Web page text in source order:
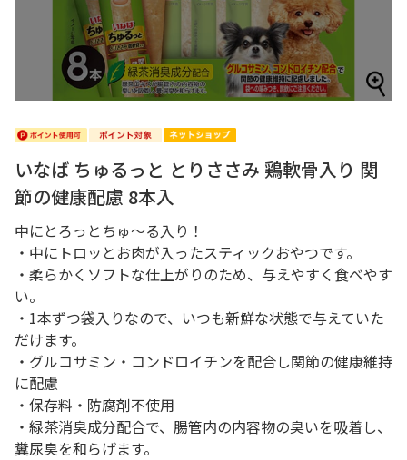
いなば ちゅるっと とりささみ 鶏軟骨入り 関
節の健康配慮 8本入
中にとろっとちゅ～る入り！
・中にトロッとお肉が入ったスティックおやつです。
・柔らかくソフトな仕上がりのため、与えやすく食べやす
い。
・1本ずつ袋入りなので、いつも新鮮な状態で与えていた
だけます。
・グルコサミン・コンドロイチンを配合し関節の健康維持
に配慮
・保存料・防腐剤不使用
・緑茶消臭成分配合で、腸管内の内容物の臭いを吸着し、
糞尿臭を和らげます。